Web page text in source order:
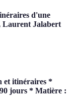
d'une
Laurent Jalabert
et itinéraires *
jours * Matière :